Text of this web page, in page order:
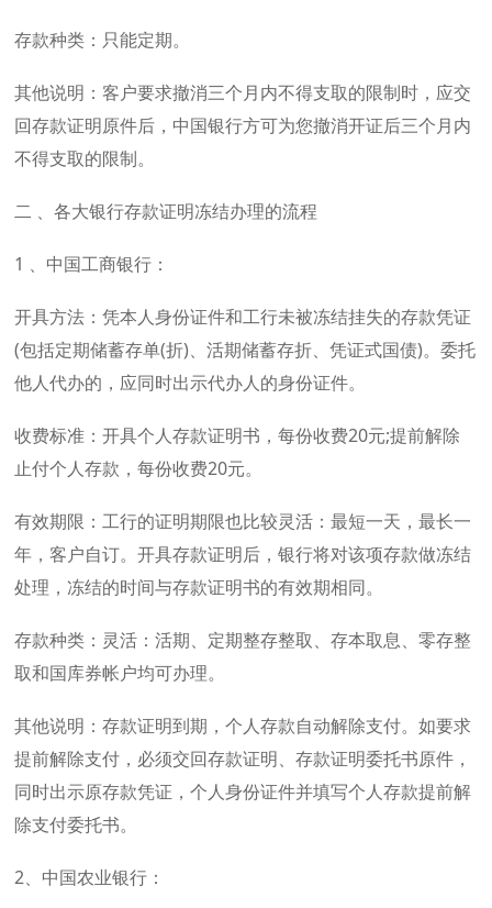
存款种类：只能定期。
其他说明：客户要求撤消三个月内不得支取的限制时，应交
回存款证明原件后，中国银行方可为您撤消开证后三个月内
不得支取的限制。
二 、各大银行存款证明冻结办理的流程
1 、中国工商银行：
开具方法：凭本人身份证件和工行未被冻结挂失的存款凭证
(包括定期储蓄存单(折)、活期储蓄存折、凭证式国债)。委托
他人代办的，应同时出示代办人的身份证件。
收费标准：开具个人存款证明书，每份收费20元;提前解除
止付个人存款，每份收费20元。
有效期限：工行的证明期限也比较灵活：最短一天，最长一
年，客户自订。开具存款证明后，银行将对该项存款做冻结
处理，冻结的时间与存款证明书的有效期相同。
存款种类：灵活：活期、定期整存整取、存本取息、零存整
取和国库券帐户均可办理。
其他说明：存款证明到期，个人存款自动解除支付。如要求
提前解除支付，必须交回存款证明、存款证明委托书原件，
同时出示原存款凭证，个人身份证件并填写个人存款提前解
除支付委托书。
2、中国农业银行：